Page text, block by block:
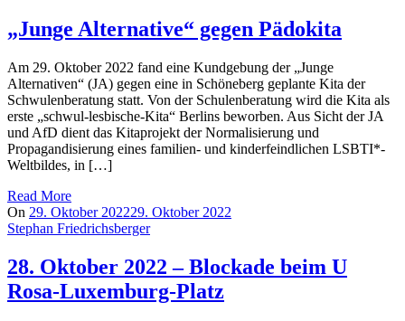
„Junge Alternative“ gegen Pädokita
Am 29. Oktober 2022 fand eine Kundgebung der „Junge
Alternativen“ (JA) gegen eine in Schöneberg geplante Kita der
Schwulenberatung statt. Von der Schulenberatung wird die Kita als
erste „schwul-lesbische-Kita“ Berlins beworben. Aus Sicht der JA
und AfD dient das Kitaprojekt der Normalisierung und
Propagandisierung eines familien- und kinderfeindlichen LSBTI*-
Weltbildes, in […]
Read More
On 29. Oktober 202229. Oktober 2022
Stephan Friedrichsberger
28. Oktober 2022 – Blockade beim U
Rosa-Luxemburg-Platz